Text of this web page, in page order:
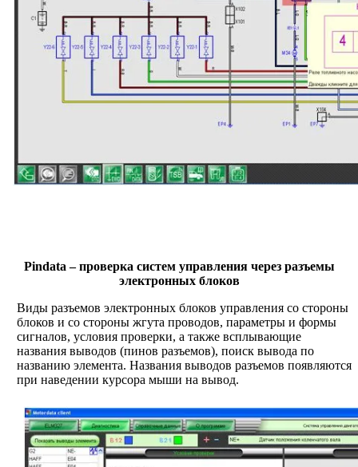
Pindata – проверка систем управления через разъемы
электронных блоков
Виды разъемов электронных блоков управления со стороны
блоков и со стороны жгута проводов, параметры и формы
сигналов, условия проверки, а также всплывающие
названия выводов (пинов разъемов), поиск вывода по
названию элемента. Названия выводов разъемов появляются
при наведении курсора мыши на вывод.